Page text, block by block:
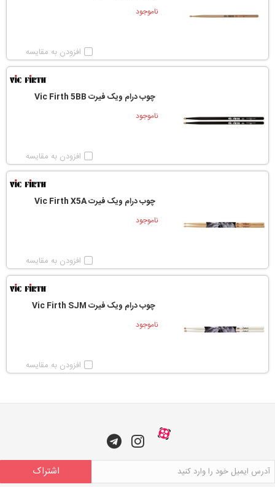
ناموجود
افزودن به مقایسه
چوب درام ویک فیرت Vic Firth 5BB
ناموجود
افزودن به مقایسه
چوب درام ویک فیرت Vic Firth X5A
ناموجود
افزودن به مقایسه
چوب درام ویک فیرت Vic Firth SJM
ناموجود
افزودن به مقایسه
اشتراک